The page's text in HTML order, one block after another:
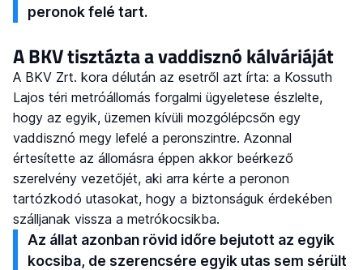
peronok felé tart.
A BKV tisztázta a vaddisznó kálváriáját
A BKV Zrt. kora délután az esetről azt írta: a Kossuth
Lajos téri metróállomás forgalmi ügyeletese észlelte,
hogy az egyik, üzemen kívüli mozgólépcsőn egy
vaddisznó megy lefelé a peronszintre. Azonnal
értesítette az állomásra éppen akkor beérkező
szerelvény vezetőjét, aki arra kérte a peronon
tartózkodó utasokat, hogy a biztonságuk érdekében
szálljanak vissza a metrókocsikba.
Az állat azonban rövid időre bejutott az egyik
kocsiba, de szerencsére egyik utas sem sérült